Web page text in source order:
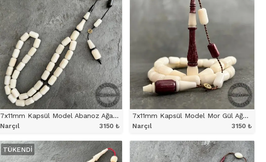
7x11mm Kapsül Model Abanoz Ağacı Ayrıntılı Narçıl Tesbih
Narçıl 3150 ₺
ÜRÜNÜ İNCELE
7x11mm Kapsül Model Mor Gül Ağacı Karışımlı Narçıl Tesbih
Narçıl 3150 ₺
ÜRÜNÜ İNCELE
TÜKENDI